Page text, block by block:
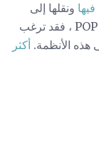
ونقلها إلى
مجلد بريد غير هام. إذا التقطت البريد من خادم POP ، فقد ترغب
هذه الأنظمة. أكثر